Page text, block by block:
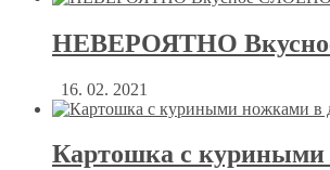
НЕВЕРОЯТНО
16. 02. 2021
Картошка с куриными